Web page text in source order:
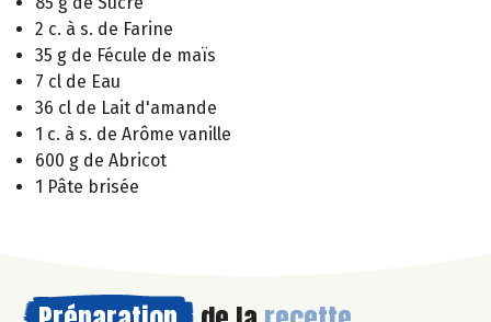
2 c. à s. de Farine
35 g de Fécule de maïs
7 cl de Eau
36 cl de Lait d'amande
1 c. à s. de Arôme vanille
600 g de Abricot
1 Pâte brisée